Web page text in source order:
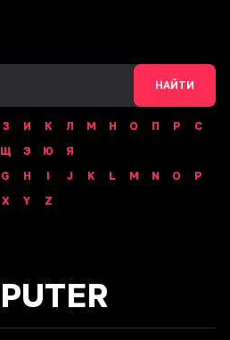
НАЙТИ
З И К Л М Н О П Р
С
Щ Э Ю
Я
G H I J K L M N O
P
X Y Z